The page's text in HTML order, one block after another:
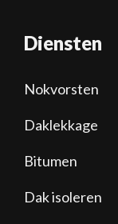
Diensten
Nokvorsten
Daklekkage
Bitumen
Dak isoleren